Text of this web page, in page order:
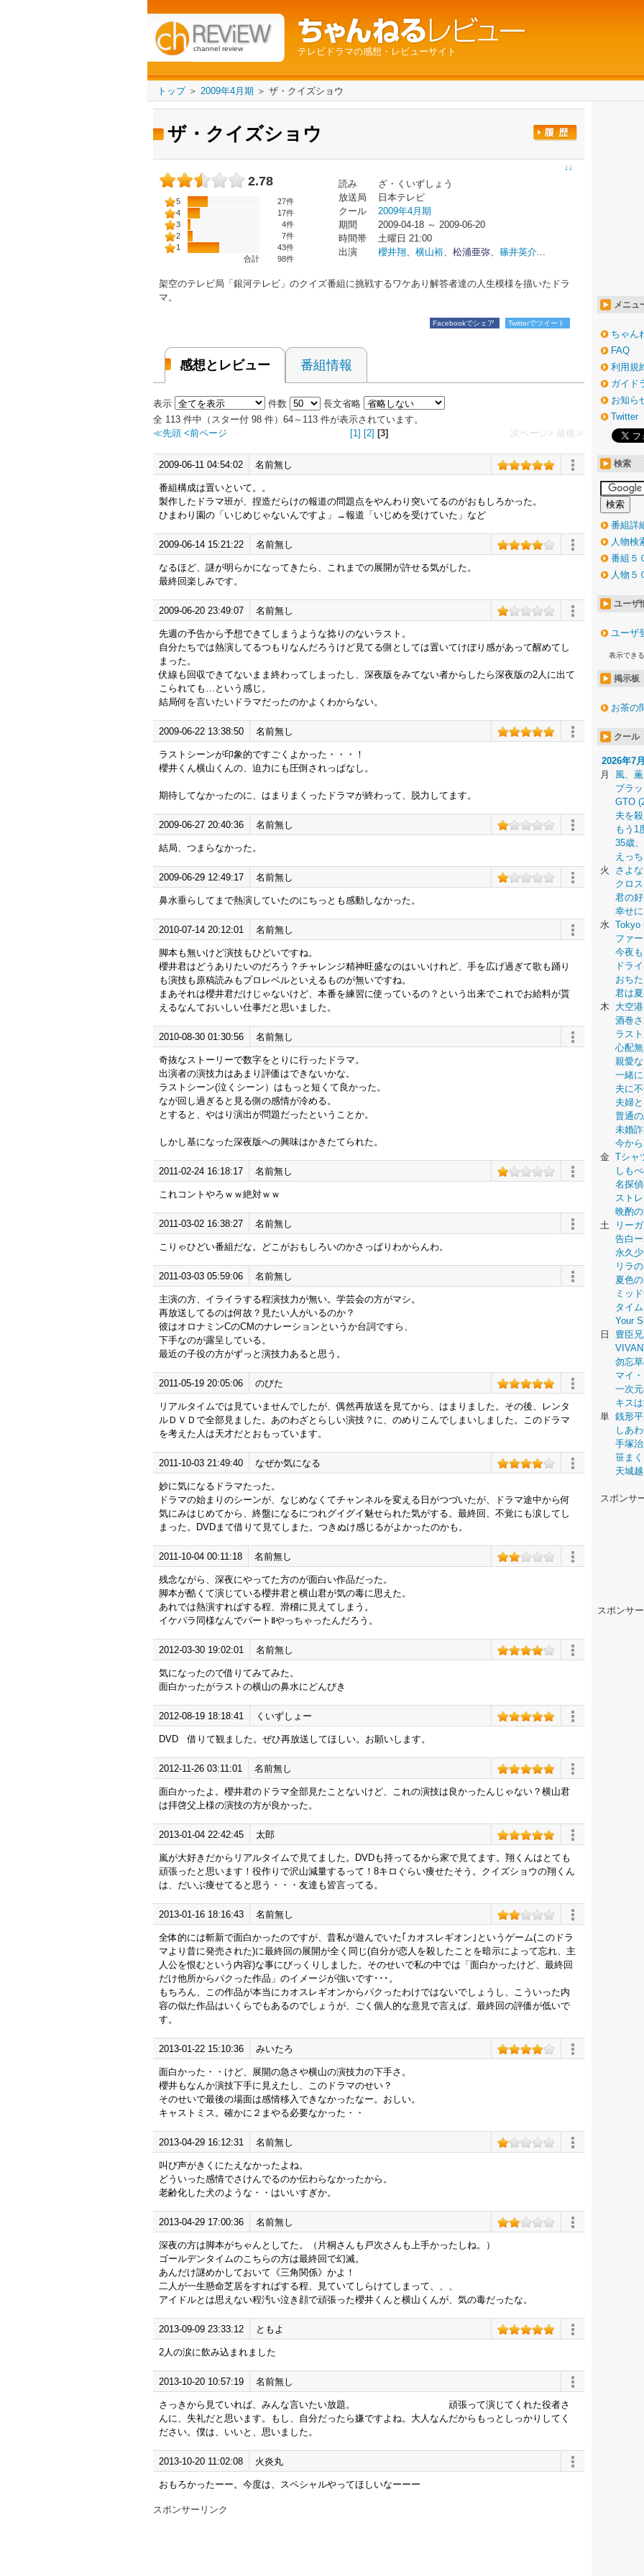
channel review テレビドラマの感想・レビューサイト
トップ＞ 2009年4月期 ＞ ザ・クイズショウ
ザ・クイズショウ
↓↓
2.78
5
27件
4
17件
3
4件
2
7件
1
43件
合計
98件
読み
ざ・くいずしょう
放送局
日本テレビ
クール
2009年4月期
期間
2009-04-18 ～ 2009-06-20
時間帯
土曜日 21:00
出演
櫻井翔、 横山裕、 松浦亜弥、 篠井英介...
架空のテレビ局「銀河テレビ」のクイズ番組に挑戦するワケあり解答者達の人生模様を描いたドラ
マ。
Facebookでシェア Twitterでツイート
感想とレビュー 番組情報
表示 件数
長文省略
全 113 件中（スター付 98 件）64～113 件が表示されています。
≪先頭 <前ページ 次ページ> 最後≫
[1] [2] [3]
2009-06-11 04:54:02 名前無し
番組構成は置いといて。。
製作したドラマ班が、捏造だらけの報道の問題点をやんわり突いてるのがおもしろかった。
ひまわり園の「いじめじゃないんですよ」→報道「いじめを受けていた」など
2009-06-14 15:21:22 名前無し
なるほど、謎が明らかになってきたら、これまでの展開が許せる気がした。
最終回楽しみです。
2009-06-20 23:49:07 名前無し
先週の予告から予想できてしまうような捻りのないラスト。
自分たちでは熱演してるつもりなんだろうけど見てる側としては置いてけぼり感があって醒めてし
まった。
伏線も回収できてないまま終わってしまったし、深夜版をみてない者からしたら深夜版の2人に出て
こられても…という感じ。
結局何を言いたいドラマだったのかよくわからない。
2009-06-22 13:38:50 名前無し
ラストシーンが印象的ですごくよかった・・・！
櫻井くん横山くんの、迫力にも圧倒されっぱなし。
期待してなかったのに、はまりまくったドラマが終わって、脱力してます。
2009-06-27 20:40:36 名前無し
結局、つまらなかった。
2009-06-29 12:49:17 名前無し
鼻水垂らしてまで熱演していたのにちっとも感動しなかった。
2010-07-14 20:12:01 名前無し
脚本も無いけど演技もひどいですね。
櫻井君はどうありたいのだろう？チャレンジ精神旺盛なのはいいけれど、手を広げ過ぎて歌も踊り
も演技も原稿読みもプロレベルといえるものが無いですね。
まあそれは櫻井君だけじゃないけど、本番を練習に使っているの？という出来でこれでお給料が貰
えるなんておいしい仕事だと思いました。
2010-08-30 01:30:56 名前無し
奇抜なストーリーで数字をとりに行ったドラマ。
出演者の演技力はあまり評価はできないかな。
ラストシーン(泣くシーン）はもっと短くて良かった。
なが回し過ぎると見る側の感情が冷める。
とすると、やはり演出が問題だったということか。
しかし基になった深夜版への興味はかきたてられた。
2011-02-24 16:18:17 名前無し
これコントやろｗｗ絶対ｗｗ
2011-03-02 16:38:27 名前無し
こりゃひどい番組だな。どこがおもしろいのかさっぱりわからんわ。
2011-03-03 05:59:06 名前無し
主演の方、イライラする程演技力が無い。学芸会の方がマシ。
再放送してるのは何故？見たい人がいるのか？
彼はオロナミンCのCMのナレーションというか台詞ですら、
下手なのが露呈している。
最近の子役の方がずっと演技力あると思う。
2011-05-19 20:05:06 のびた
リアルタイムでは見ていませんでしたが、偶然再放送を見てから、はまりました。その後、レンタ
ルＤＶＤで全部見ました。あのわざとらしい演技？に、のめりこんでしまいしました。このドラマ
を考えた人は天才だとおもっています。
2011-10-03 21:49:40 なぜか気になる
妙に気になるドラマたった。
ドラマの始まりのシーンが、なじめなくてチャンネルを変える日がつづいたが、ドラマ途中から何
気にみはじめてから、終盤になるにつれグイグイ魅せられた気がする。最終回、不覚にも涙してし
まった。DVDまて借りて見てしまた。つきぬけ感じるがよかったのかも。
2011-10-04 00:11:18 名前無し
残念ながら、深夜にやってた方のが面白い作品だった。
脚本が酷くて演じている櫻井君と横山君が気の毒に思えた。
あれでは熱演すればする程、滑稽に見えてしまう。
イケパラ同様なんでパートⅡやっちゃったんだろう。
2012-03-30 19:02:01 名前無し
気になったので借りてみてみた。
面白かったがラストの横山の鼻水にどんびき
2012-08-19 18:18:41 くいずしょー
DVD 借りて観ました。ぜひ再放送してほしい。お願いします。
2012-11-26 03:11:01 名前無し
面白かったよ。櫻井君のドラマ全部見たことないけど、これの演技は良かったんじゃない？横山君
は拝啓父上様の演技の方が良かった。
2013-01-04 22:42:45 太郎
嵐が大好きだからリアルタイムで見てました。DVDも持ってるから家で見てます。翔くんはとても
頑張ったと思います！役作りで沢山減量するって！8キロぐらい痩せたそう。クイズショウの翔くん
は、だいぶ痩せてると思う・・・友達も皆言ってる。
2013-01-16 18:16:43 名前無し
全体的には斬新で面白かったのですが、昔私が遊んでいた｢カオスレギオン｣というゲーム(このドラ
マより昔に発売された)に最終回の展開が全く同じ(自分が恋人を殺したことを暗示によって忘れ、主
人公を恨むという内容)な事にびっくりしました。そのせいで私の中では「面白かったけど、最終回
だけ他所からパクった作品」のイメージが強いです･･･。
もちろん、この作品が本当にカオスレギオンからパクったわけではないでしょうし、こういった内
容の似た作品はいくらでもあるのでしょうが、ごく個人的な意見で言えば、最終回の評価が低いで
す。
2013-01-22 15:10:36 みいたろ
面白かった・・けど、展開の急さや横山の演技力の下手さ。
櫻井もなんか演技下手に見えたし、このドラマのせい？
そのせいで最後の場面は感情移入できなかったなー。おしい。
キャストミス。確かに２まやる必要なかった・・
2013-04-29 16:12:31 名前無し
叫び声がきくにたえなかったよね。
どういった感情でさけんでるのか伝わらなかったから。
老齢化した犬のような・・はいいすぎか。
2013-04-29 17:00:36 名前無し
深夜の方は脚本がちゃんとしてた。（片桐さんも戸次さんも上手かったしね。）
ゴールデンタイムのこちらの方は最終回で幻滅。
あんだけ謎めかしておいて《三角関係》かよ！
二人が一生懸命芝居をすればする程、見ていてしらけてしまって、、、
アイドルとは思えない程汚い泣き顔で頑張った櫻井くんと横山くんが、気の毒だったな。
2013-09-09 23:33:12 ともよ
2人の涙に飲み込まれました
2013-10-20 10:57:19 名前無し
さっきから見ていれば、みんな言いたい放題。 頑張って演じてくれた役者さ
んに、失礼だと思います。もし、自分だったら嫌ですよね。大人なんだからもっとしっかりしてく
ださい。僕は、いいと、思いました。
2013-10-20 11:02:08 火炎丸
おもろかったーー。今度は、スペシャルやってほしいなーーー
スポンサーリンク
メニュ
ちゃん
FAQ
利用規
ガイド
お知ら
Twitter
検索
番組詳
人物検
番組５
人物５
ユーザ
ユーザ
表示でき
掲示板
お茶の
クール
2026年7
月
風、
ブラ
GTO
夫を
もう1
35歳
えっ
火
さよ
クロ
君の
幸せ
水 Tokyo
ファ
今夜
ドラ
おち
君は
木
大空
酒巻
ラス
心配
親愛
一緒
夫に
夫婦
普通
未婚
今か
金 Tシャ
しも
名探
スト
晩酌
土
リー
告白
永久
リラ
夏色
ミッ
タイ
Your
日
豊臣
勿忘
マイ
一次
キス
単 銭形
しあ
手塚
笹ま
天城
スポンサ
スポンサ